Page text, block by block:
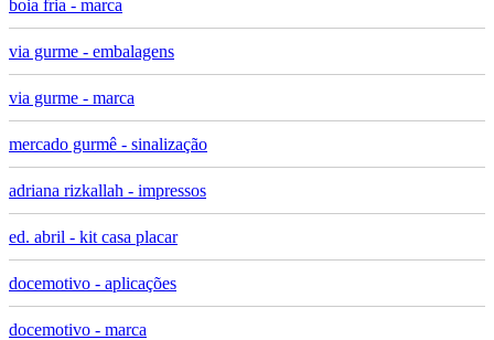
boia fria - marca
via gurme - embalagens
via gurme - marca
mercado gurmê - sinalização
adriana rizkallah - impressos
ed. abril - kit casa placar
docemotivo - aplicações
docemotivo - marca